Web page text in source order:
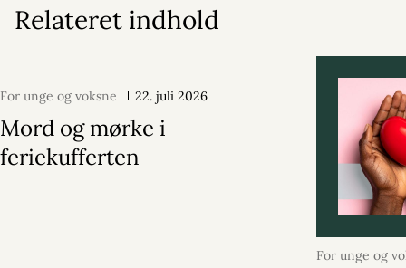
Relateret indhold
For unge og voksne 22. juli 2026
Mord og mørke i
feriekufferten
For unge og